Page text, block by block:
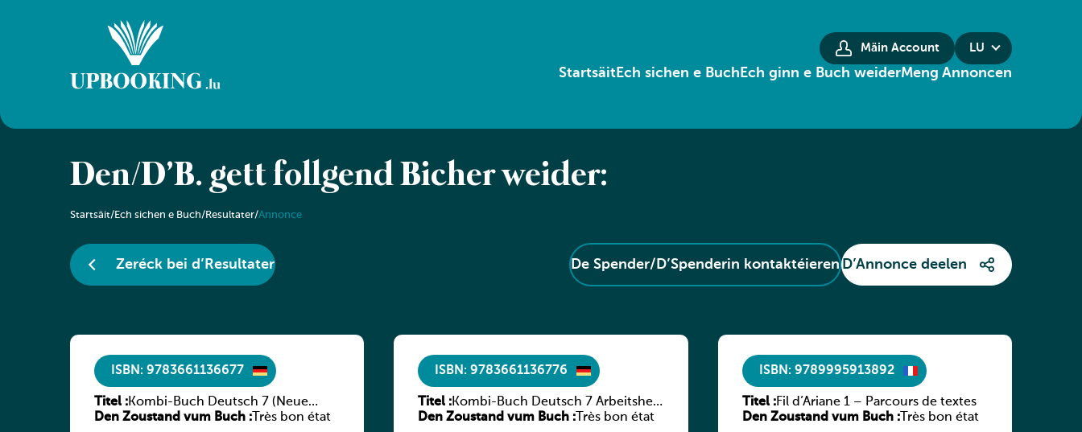
Mäin Account LU
StartsäitEch sichen e Buch Ech ginn e Buch weiderMeng Annoncen
Den/D’B. gëtt follgend Bicher weider:
Startsäit/Ech sichen e Buch/Resultater/Annonce
Zeréck bei d’Resultater De Spender/D’Spenderin kontaktéieren D’Annonce deelen
ISBN: 9783661136677
Titel :Kombi-Buch Deutsch 7 (Neue
Ausgabe Luxemburg)
Den Zoustand vum Buch : Très bon état
ISBN: 9783661136776
Titel :Kombi-Buch Deutsch 7 Arbeitsheft
(Neue Ausgabe Luxemburg)
Den Zoustand vum Buch : Très bon état
ISBN: 9789995913892
Titel :Fil d’Ariane 1 – Parcours de textes
Den Zoustand vum Buch :Très bon état